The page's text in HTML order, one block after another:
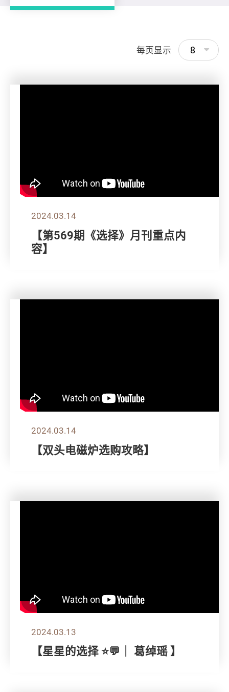
每页显示 8
2024.03.14
【第569期《选择》月刊重点内
容】
2024.03.14
【双头电磁炉选购攻略】
2024.03.13
【星星的选择 ⭐💬｜ 葛绰瑶 】